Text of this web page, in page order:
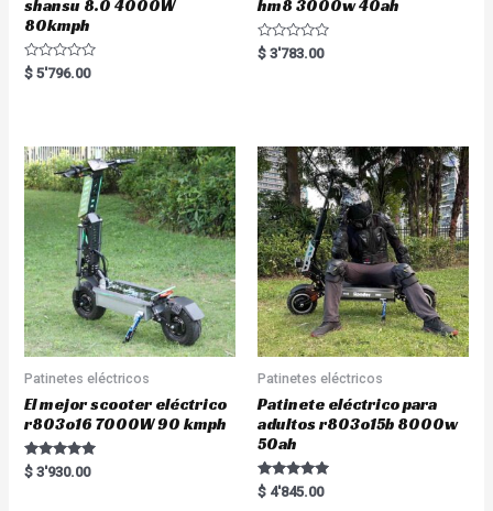
shansu 8.0 4000W
80kmph
R
a
o
u
t
o
f
$ 5'796.00
hm8 3000w 40ah
R
a
t
o
f
5
$ 3'783.00
Patinetes eléctricos
El mejor scooter eléctrico
r803o16 7000W 90 kmph
Rated
5.00
$ 3'930.00
Patinetes eléctricos
Patinete eléctrico para
adultos r803o15b 8000w
50ah
Rated
5.00
$ 4'845.00